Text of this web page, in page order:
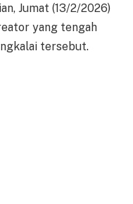
Jumat (13/2/2026)
yang tengah
tersebut.